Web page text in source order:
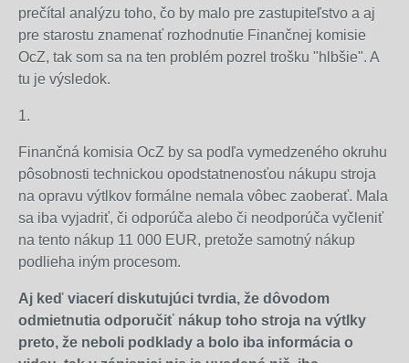
prečítal analýzu toho, čo by malo pre zastupiteľstvo a aj
pre starostu znamenať rozhodnutie Finančnej komisie
OcZ, tak som sa na ten problém pozrel trošku "hlbšie". A
tu je výsledok.
1.
Finančná komisia OcZ by sa podľa vymedzeného okruhu
pôsobnosti technickou opodstatnenosťou nákupu stroja
na opravu výtlkov formálne nemala vôbec zaoberať. Mala
sa iba vyjadriť, či odporúča alebo či neodporúča vyčleniť
na tento nákup 11 000 EUR, pretože samotný nákup
podlieha iným procesom.
Aj keď viacerí diskutujúci tvrdia, že dôvodom
odmietnutia odporučiť nákup toho stroja na výtlky
preto, že neboli podklady a bolo iba informácia o